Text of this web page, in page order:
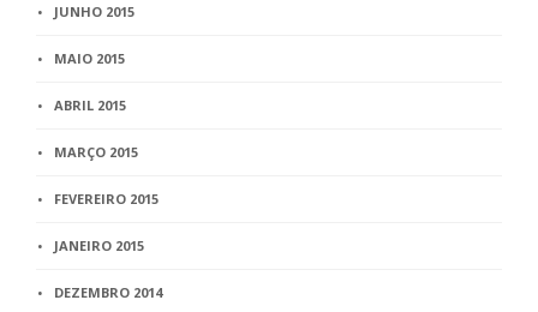
JUNHO 2015
MAIO 2015
ABRIL 2015
MARÇO 2015
FEVEREIRO 2015
JANEIRO 2015
DEZEMBRO 2014